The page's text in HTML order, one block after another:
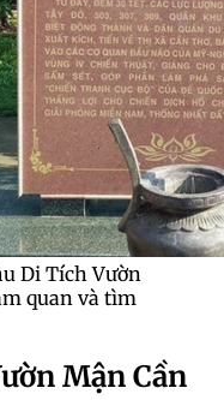
Di Tích Vườn
quan và tìm
Mận Cần